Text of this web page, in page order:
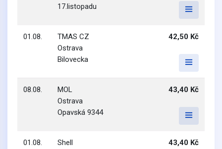
17.listopadu
01.08.
TMAS CZ
Ostrava
Bilovecka
42,50 Kč
08.08.
MOL
Ostrava
Opavská 9344
43,40 Kč
01.08.
Shell
43,40 Kč